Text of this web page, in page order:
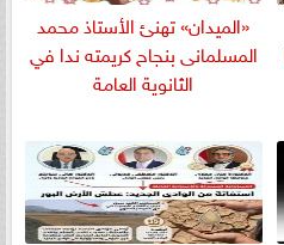
«الميدان» تهنئ الأستاذ محمد
المسلمانى بنجاح كريمته ندا في
الثانوية العامة